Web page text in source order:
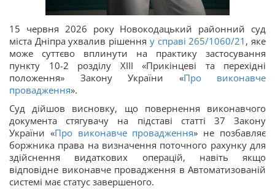
15 червня 2026 року Новокодацький районний суд
міста Дніпра ухвалив рішення у справі 265/1060/21 , яке
може суттєво вплинути на практику застосування
пункту 10-2 розділу XIII «Прикінцеві та перехідні
положення» Закону України «Про виконавче
провадження».
Суд дійшов висновку, що повернення виконавчого
документа стягувачу на підставі статті 37 Закону
України «Про виконавче провадження» не позбавляє
боржника права на визначення поточного рахунку для
здійснення видаткових операцій, навіть якщо
відповідне виконавче провадження в Автоматизованій
системі має статус завершеного.